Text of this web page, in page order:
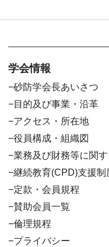
学会情報
砂防学会長あいさつ
目的及び事業・沿革
アクセス・所在地
役員構成・組織図
業務及び財務等に関
継続教育(CPD)支援制
定款・会員規程
賛助会員一覧
倫理規程
プライバシー